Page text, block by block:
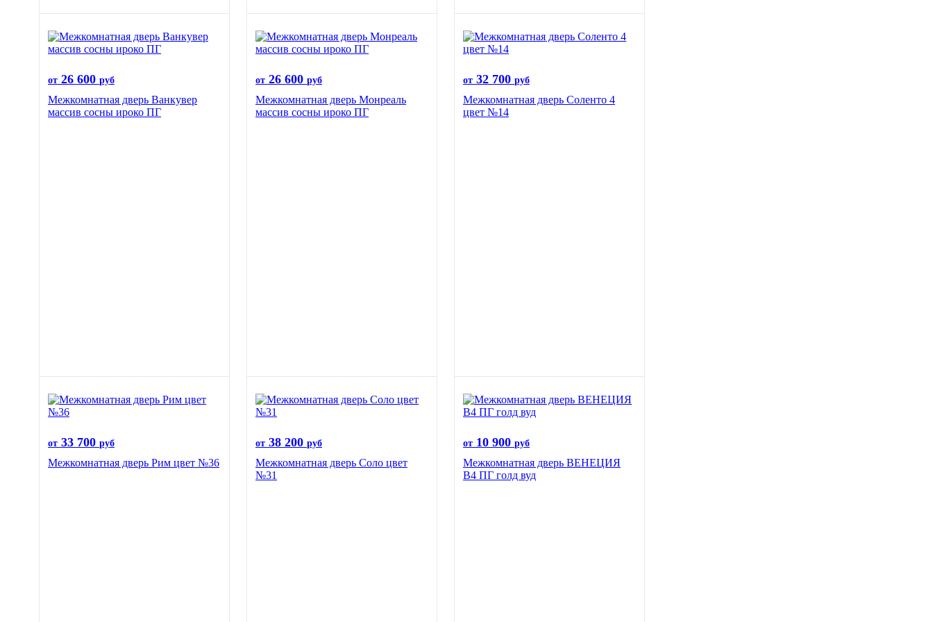
от 26 600 руб
Межкомнатная дверь Ванкувер
массив сосны ироко ПГ
от 26 600 руб
Межкомнатная дверь Монреаль
массив сосны ироко ПГ
от 32 700 руб
Межкомнатная дверь Соленто 4
цвет №14
от 33 700 руб
Межкомнатная дверь Рим цвет №36
от 38 200 руб
Межкомнатная дверь Соло цвет
№31
от 10 900 руб
Межкомнатная дверь ВЕНЕЦИЯ
B4 ПГ голд вуд